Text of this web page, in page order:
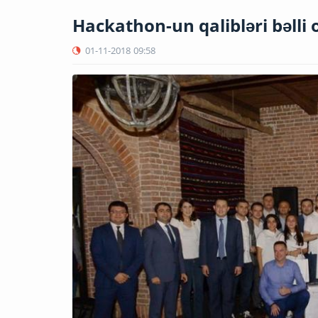
Hackathon-un qalibləri bəlli
01-11-2018 09:58